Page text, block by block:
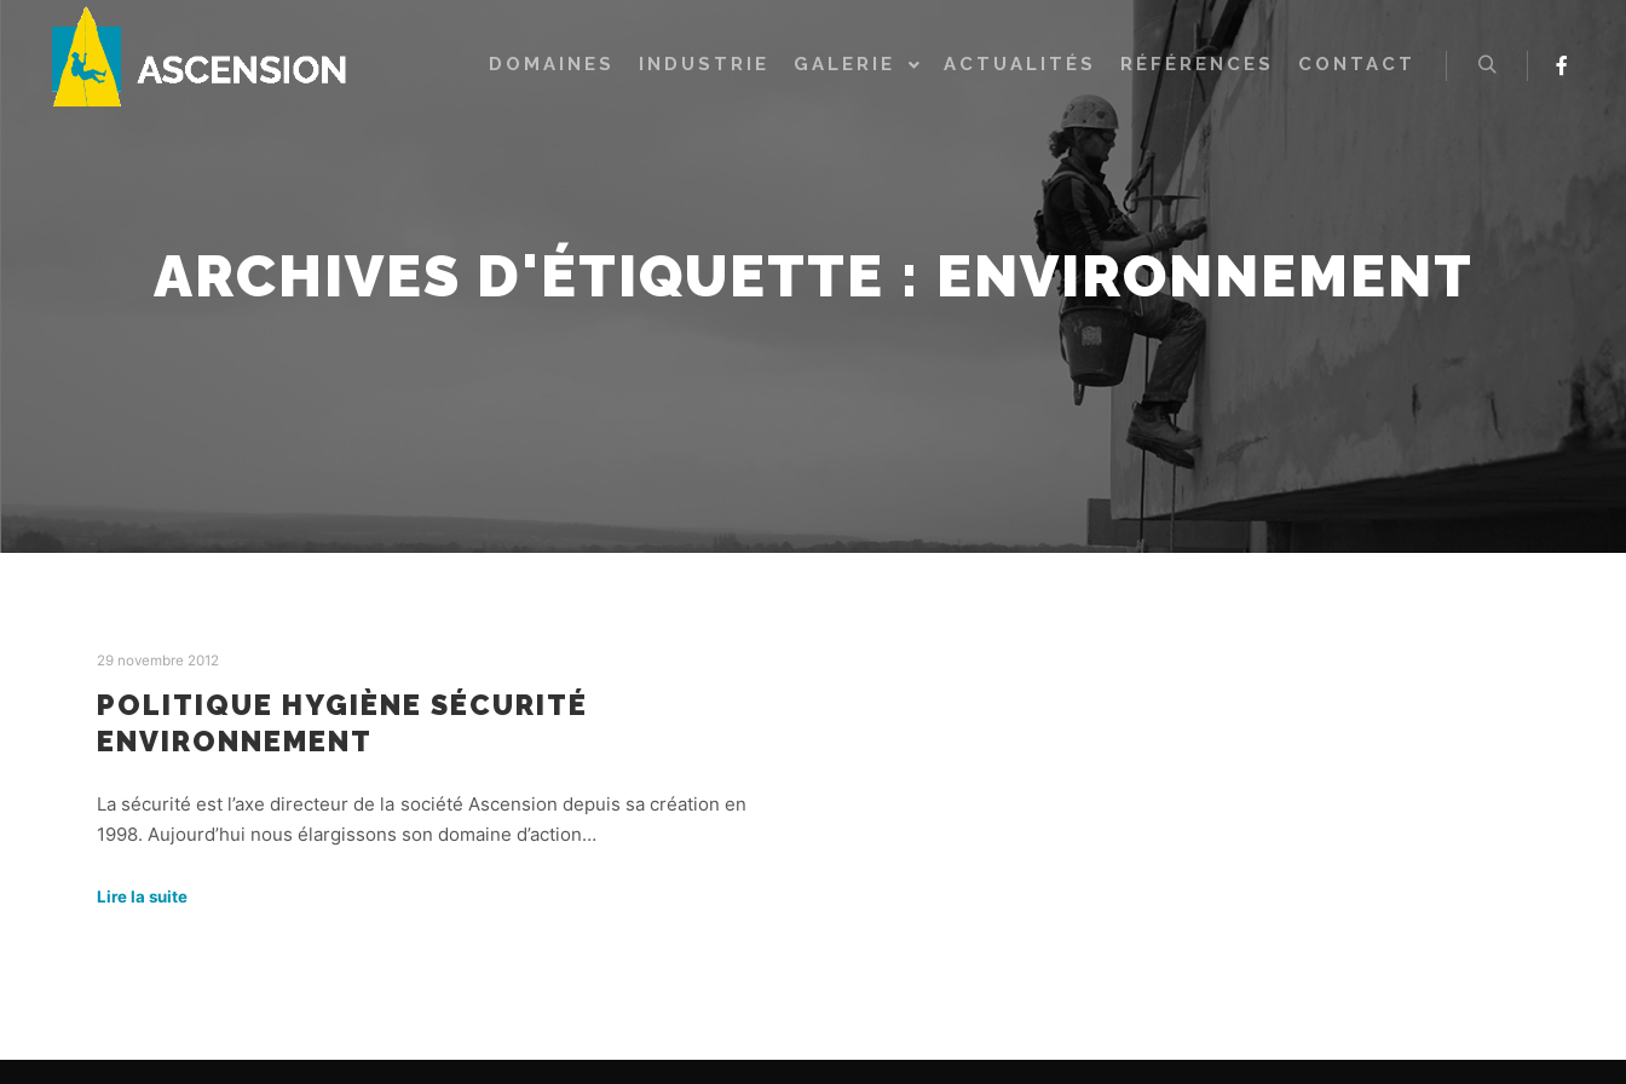
DOMAINES INDUSTRIE GALERIE ACTUALITÉS RÉFÉRENCES CONTACT
ARCHIVES D'ÉTIQUETTE : ENVIRONNEMENT
29 novembre 2012
POLITIQUE HYGIÈNE SÉCURITÉ
ENVIRONNEMENT
La sécurité est l’axe directeur de la société Ascension depuis sa création en
1998. Aujourd’hui nous élargissons son domaine d’action…
Lire la suite